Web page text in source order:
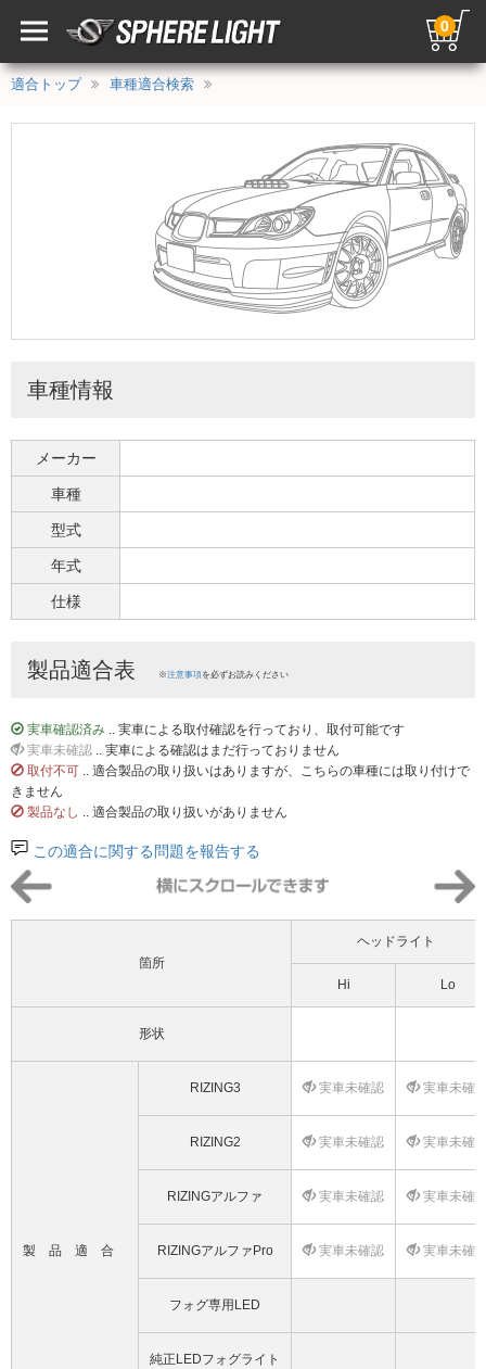
0
適合トップ 車種適合検索
車種情報
メーカー
車種
型式
年式
仕様
製品適合表 ※注意事項を必ずお読みください
実車確認済み .. 実車による取付確認を行っており、取付可能です
実車未確認 .. 実車による確認はまだ行っておりません
取付不可 .. 適合製品の取り扱いはありますが、こちらの車種には取り付けで
きません
製品なし .. 適合製品の取り扱いがありません
この適合に関する問題を報告する
箇所
ヘッドライト
Hi Lo
形状
製品適合
RIZING3 実車未確認 実車未確
RIZING2 実車未確認 実車未確
RIZINGアルファ 実車未確認 実車未確
RIZINGアルファPro 実車未確認 実車未確
フォグ専用LED
純正LEDフォグライト